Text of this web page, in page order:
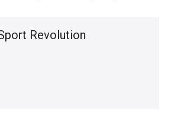
Revolution